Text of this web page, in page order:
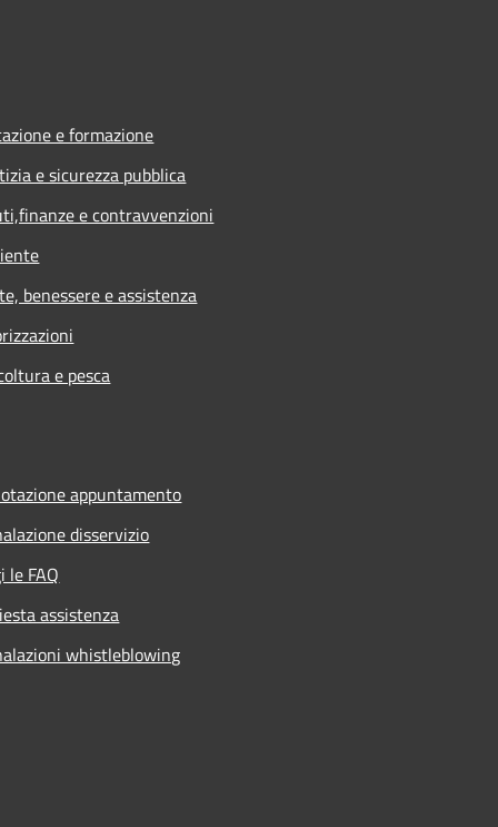
e formazione
e sicurezza pubblica
e contravvenzioni
benessere e assistenza
e pesca
appuntamento
disservizio
le FAQ
assistenza
whistleblowing